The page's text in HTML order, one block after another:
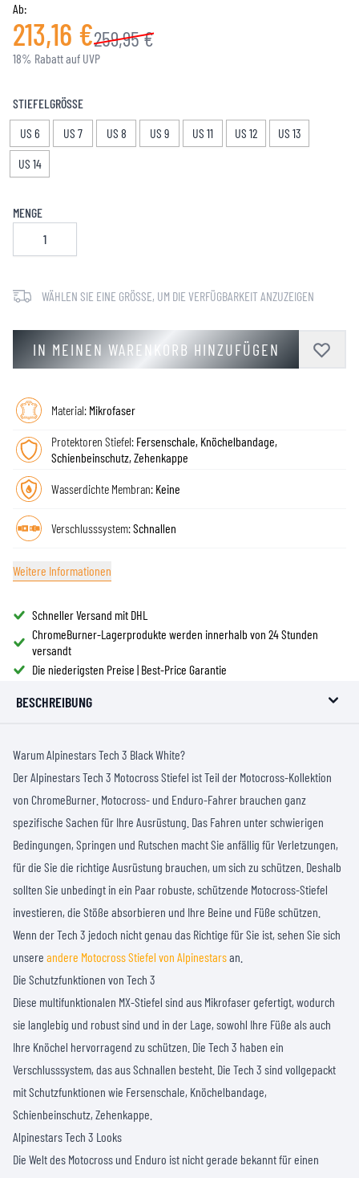
Ab:
213,16 €259,95 €
18% Rabatt auf UVP
STIEFELGRÖSSE
US 6
US 7 US 8 US 9 US 11 US 12
US 13
US 14
MENGE
WÄHLEN SIE EINE GRÖSSE, UM DIE VERFÜGBARKEIT ANZUZEIGEN
IN MEINEN WARENKORB HINZUFÜGEN
Material: Mikrofaser
Protektoren Stiefel: Fersenschale, Knöchelbandage,
Schienbeinschutz, Zehenkappe
Wasserdichte Membran: Keine
Verschlusssystem:Schnallen
Weitere Informationen
Schneller Versand mit DHL
ChromeBurner-Lagerprodukte werden innerhalb von 24 Stunden
versandt
Die niederigsten Preise | Best-Price Garantie
BESCHREIBUNG
Warum Alpinestars Tech 3 Black White?
Der Alpinestars Tech 3 Motocross Stiefel ist Teil der Motocross-Kollektion
von ChromeBurner. Motocross- und Enduro-Fahrer brauchen ganz
spezifische Sachen für Ihre Ausrüstung. Das Fahren unter schwierigen
Bedingungen, Springen und Rutschen macht Sie anfällig für Verletzungen,
für die Sie die richtige Ausrüstung brauchen, um sich zu schützen. Deshalb
sollten Sie unbedingt in ein Paar robuste, schützende Motocross-Stiefel
investieren, die Stöße absorbieren und Ihre Beine und Füße schützen.
Wenn der Tech 3 jedoch nicht genau das Richtige für Sie ist, sehen Sie sich
unsere andere Motocross Stiefel von Alpinestarsan.
Die Schutzfunktionen von Tech 3
Diese multifunktionalen MX-Stiefel sind aus Mikrofaser gefertigt, wodurch
sie langlebig und robust sind und in der Lage, sowohl Ihre Füße als auch
Ihre Knöchel hervorragend zu schützen. Die Tech 3 haben ein
Verschlusssystem, das aus Schnallen besteht. Die Tech 3 sind vollgepackt
mit Schutzfunktionen wie Fersenschale, Knöchelbandage,
Schienbeinschutz, Zehenkappe.
Alpinestars Tech 3 Looks
Die Welt des Motocross und Enduro ist nicht gerade bekannt für einen